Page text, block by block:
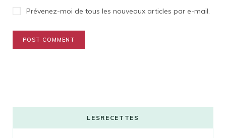
Prévenez-moi de tous les nouveaux articles par e-mail.
LESRECETTES